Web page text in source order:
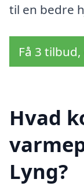
til en bedre
Få 3
Hvad
Lyng?